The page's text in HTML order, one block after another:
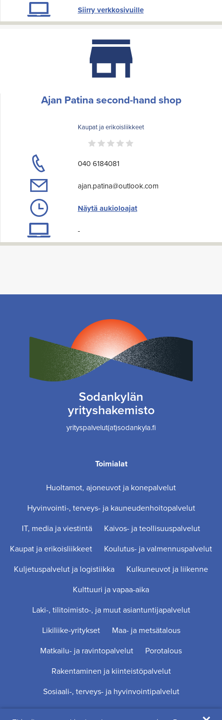
Siirry verkkosivuille
Ajan Patina second-hand shop
Kaupat ja erikoisliikkeet
040 6184081
ajan.patina@outlook.com
Näytä aukioloajat
-
Sodankylän
yrityshakemisto
yrityspalvelut(at)sodankyla.fi
Toimialat
Huoltamot, ajoneuvot ja konepalvelut
Hyvinvointi-, terveys- ja kauneudenhoitopalvelut
IT, media ja viestintä
Kaivos- ja teollisuuspalvelut
Kaupat ja erikoisliikkeet
Koulutus- ja valmennuspalvelut
Kuljetuspalvelut ja logistiikka
Kulkuneuvot ja liikenne
Kulttuuri ja vapaa-aika
Laki-, tilitoimisto-, ja muut asiantuntijapalvelut
Likiliike-yritykset
Maa- ja metsätalous
Matkailu- ja ravintopalvelut
Porotalous
Rakentaminen ja kiinteistöpalvelut
Sosiaali-, terveys- ja hyvinvointipalvelut